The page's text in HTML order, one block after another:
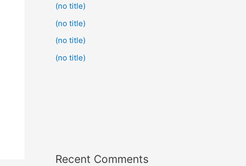
(no title)
(no title)
(no title)
(no title)
Recent Comments